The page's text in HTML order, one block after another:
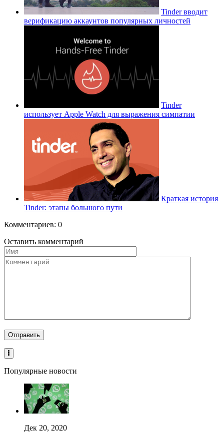
Tinder вводит
верификацию аккаунтов популярных личностей
Tinder
использует Apple Watch для выражения симпатии
Краткая история
Tinder: этапы большого пути
Комментариев: 0
Оставить комментарий
Популярные новости
Дек 20, 2020